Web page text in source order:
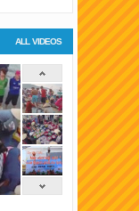
ALL VIDEOS